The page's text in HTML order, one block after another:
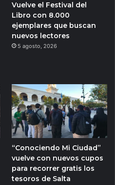
Vuelve el Festival del
Libro con 8.000
ejemplares que buscan
nuevos lectores
5 agosto, 2026
“Conociendo Mi Ciudad”
vuelve con nuevos cupos
para recorrer gratis los
tesoros de Salta